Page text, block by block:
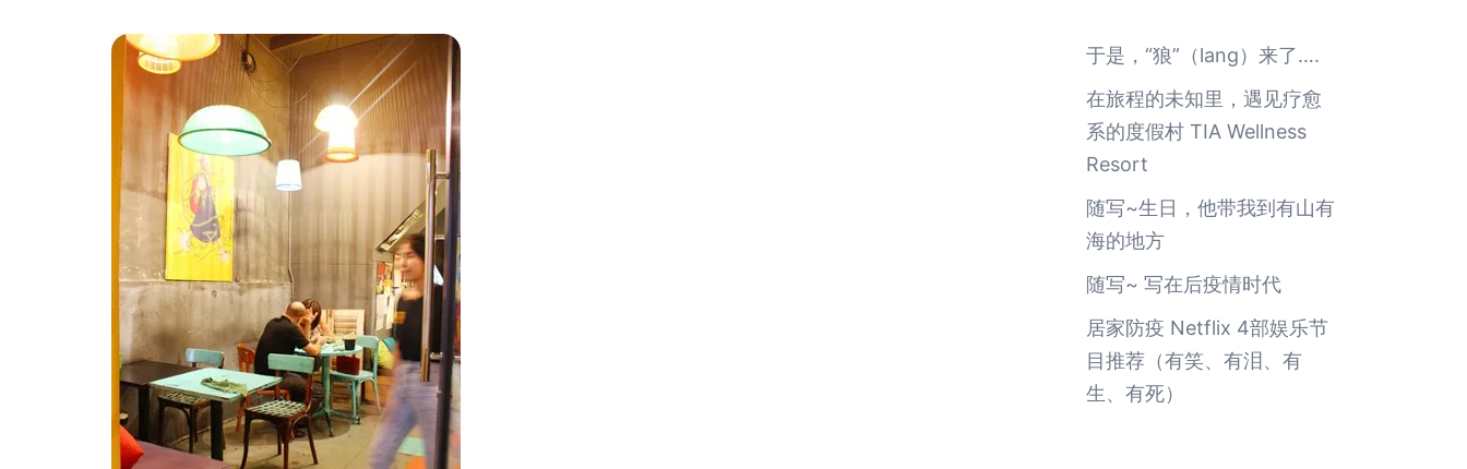
于是，“狼”（lang）来了….
在旅程的未知里，遇见疗愈
系的度假村 TIA Wellness
Resort
随写~生日，他带我到有山有
海的地方
随写~ 写在后疫情时代
居家防疫 Netflix 4部娱乐节
目推荐（有笑、有泪、有
生、有死）